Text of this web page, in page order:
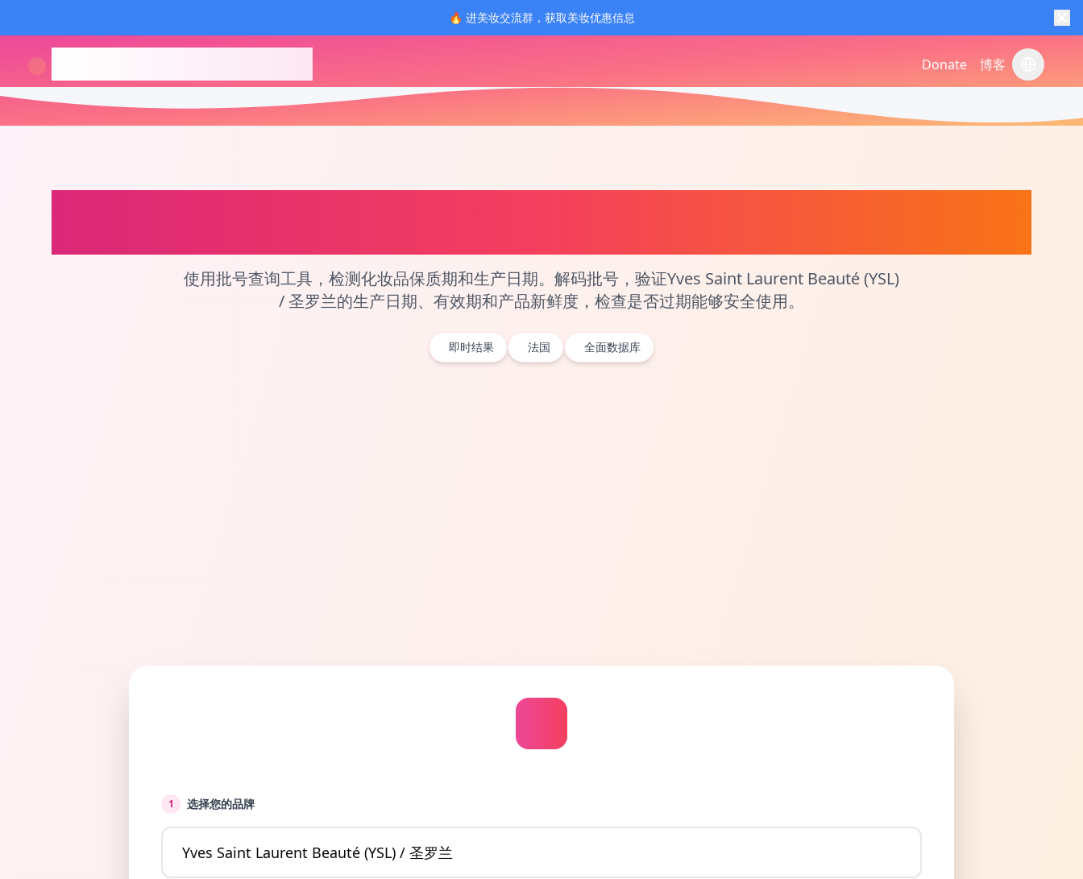
🔥 进美妆交流群，获取美妆优惠信息
Donate 博客 切换语言
使用批号查询工具，检测化妆品保质期和生产日期。解码批号，验证Yves Saint Laurent Beauté (YSL)
/ 圣罗兰的生产日期、有效期和产品新鲜度，检查是否过期能够安全使用。
即时结果 法国 全面数据库
1 选择您的品牌